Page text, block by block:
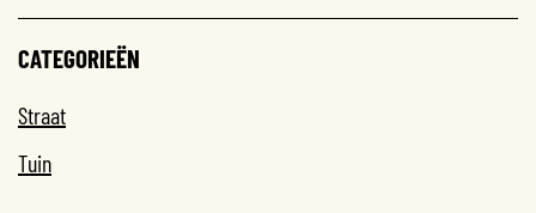
CATEGORIEËN
Straat
Tuin